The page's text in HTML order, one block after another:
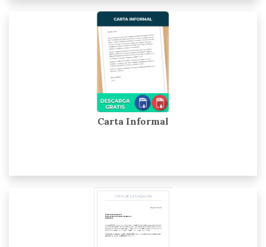
Carta Informal